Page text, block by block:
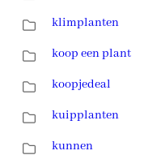
klimplanten
koop een plant
koopjedeal
kuipplanten
kunnen